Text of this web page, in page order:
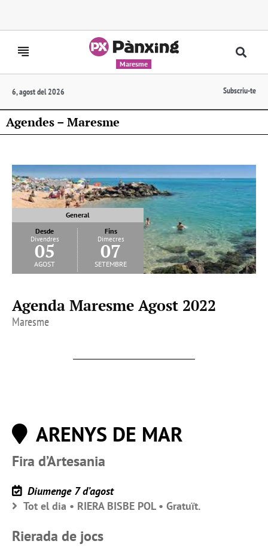
Maresme
6, agost del 2026 Subscriu-te
Agendes – Maresme
General
Desde
Divendres
05
agost
Fins
Dimecres
07
setembre
Agenda Maresme Agost 2022
Maresme
ARENYS DE MAR
Fira d’Artesania
Diumenge 7 d’agost
Tot el dia • RIERA BISBE POL • Gratuït.
Rierada de jocs